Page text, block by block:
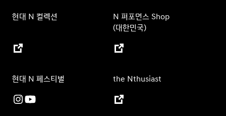
현대 N 컬렉션
N 퍼포먼스 Shop
(대한민국)
현대 N 페스티벌 the Nthusiast